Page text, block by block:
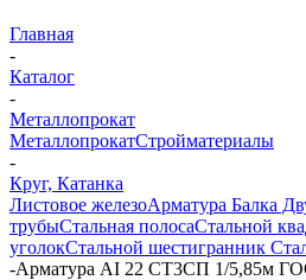
Главная
-
Каталог
-
Металлопрокат
МеталлопрокатСтройматериалы
-
Круг, Катанка
Листовое железоАрматура Балка
трубыСтальная полосаСтальной
уголокСтальной шестигранник
-Арматура АI 22 СТ3СП 1/5,85м